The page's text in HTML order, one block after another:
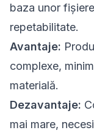
baza unor
repetabilitate.
Avantaje:
complexe,
materială.
Dezavantaje:
mai mare,